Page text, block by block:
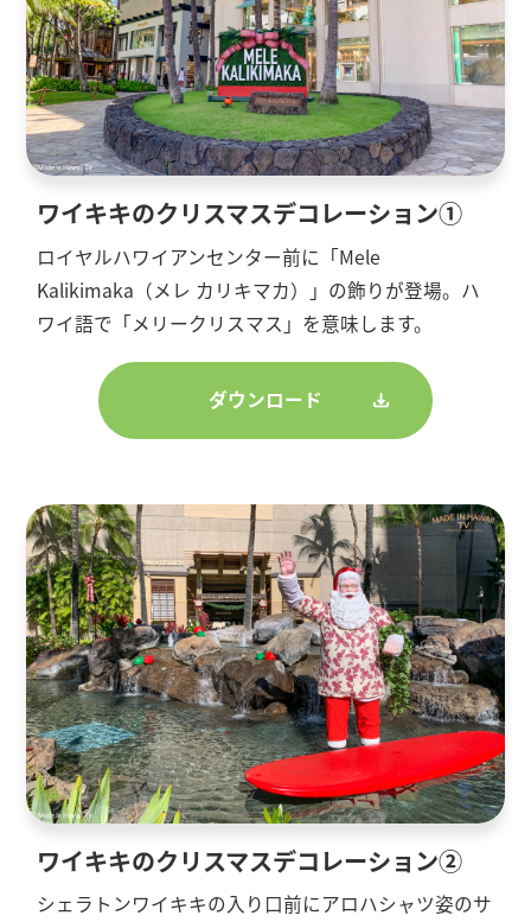
ワイキキのクリスマスデコレーション①
ロイヤルハワイアンセンター前に「Mele
Kalikimaka（メレ カリキマカ）」の飾りが登場。ハ
ワイ語で「メリークリスマス」を意味します。
ダウンロード
ワイキキのクリスマスデコレーション②
シェラトンワイキキの入り口前にアロハシャツ姿のサ